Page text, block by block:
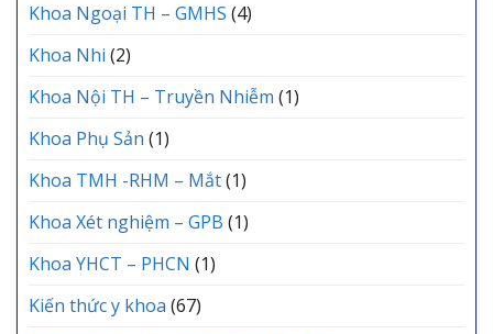
Khoa Ngoại TH – GMHS (4)
Khoa Nhi (2)
Khoa Nội TH – Truyền Nhiễm (1)
Khoa Phụ Sản (1)
Khoa TMH -RHM – Mắt(1)
Khoa Xét nghiệm – GPB (1)
Khoa YHCT – PHCN (1)
Kiến thức y khoa (67)